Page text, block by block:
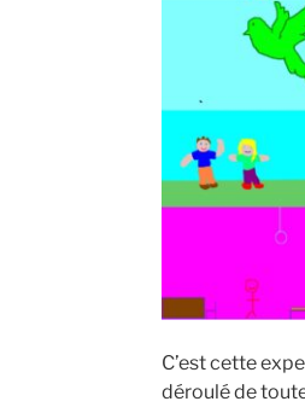
C’est cette
déroulé de